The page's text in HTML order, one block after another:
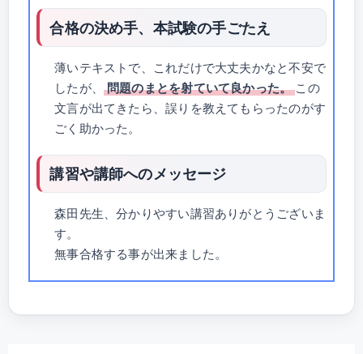
合格の決め手、本試験の手ごたえ
薄いテキストで、これだけで大丈夫かなと不安で
したが、
問題のまとを射ていて良かった。 この
文言が出てきたら、誤りを教えてもらったのがす
ごく助かった。
講習や講師へのメッセージ
森田先生、分かりやすい講習ありがとうございま
す。
無事合格する事が出来ました。